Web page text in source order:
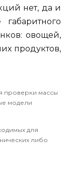
нет, да и
овощей,
продуктов,
проверки массы
модели
для
либо